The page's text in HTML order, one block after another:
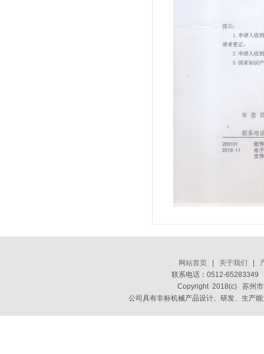
网站首页 关于我们
联系电话：0512-
Copyright 2018(c) 苏州市
公司具有非标机械产品设计、研发、生产